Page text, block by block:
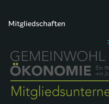
Mitgliedschaften